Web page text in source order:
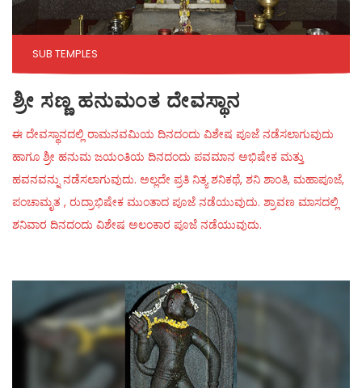
SUB TEMPLES
ಶ್ರೀ ಸಣ್ಣ ಹನುಮಂತ ದೇವಸ್ಥಾನ
ಈ ದೇವಸ್ಥಾನದಲ್ಲಿ ರಾಮನವಮಿಯ ದಿನದಂದು ವಿಶೇಷ ಪೂಜೆ ನಡೆಸಲಾಗುವುದು
ಹಾಗೂ ಶ್ರೀ ಹನುಮ ಜಯಂತಿಯ ದಿನದಂದು ಪವಮಾನ ಅಭಿಷೇಕ ಮತ್ತು
ಹವನವನ್ನು ನಡೆಸಲಾಗುವುದು. ಅಲ್ಲದೇ ಪ್ರತಿ ನಿತ್ಯ ಶನಿಕಥೆ, ಶನಿ ಶಾಂತಿ, ಮಹಾಪೂಜೆ,
ಪಂಚಾಮೃತ , ರುದ್ರಾಭಿಷೇಕ ಮುಂತಾದ ಪೂಜೆ ನಡೆಯುವುದು. ಶ್ರಾವಣ ಮಾಸದಲ್ಲಿ
ಶನಿವಾರ ದಿನದಂದು ವಿಶೇಷ ಅಲಂಕಾರ ಪೂಜೆ ನಡೆಯುವುದು.